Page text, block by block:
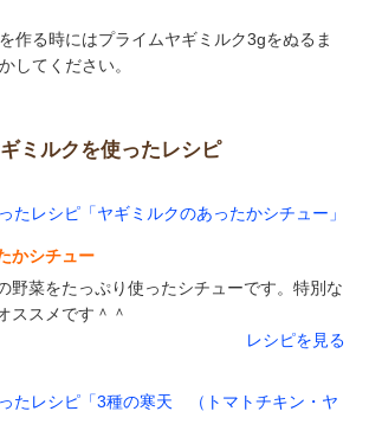
作る時にはプライムヤギミルク3gをぬるま
してください。
ミルクを使ったレシピ
かシチュー
野菜をたっぷり使ったシチューです。特別な
ススメです＾＾
レシピを見る